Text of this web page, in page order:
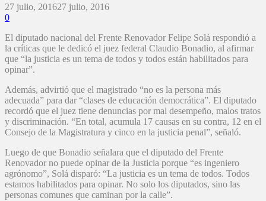
27 julio, 201627 julio, 2016
0
El diputado nacional del Frente Renovador Felipe Solá respondió a
la críticas que le dedicó el juez federal Claudio Bonadio, al afirmar
que “la justicia es un tema de todos y todos están habilitados para
opinar”.
Además, advirtió que el magistrado “no es la persona más
adecuada” para dar “clases de educación democrática”. El diputado
recordó que el juez tiene denuncias por mal desempeño, malos tratos
y discriminación. “En total, acumula 17 causas en su contra, 12 en el
Consejo de la Magistratura y cinco en la justicia penal”, señaló.
Luego de que Bonadio señalara que el diputado del Frente
Renovador no puede opinar de la Justicia porque “es ingeniero
agrónomo”, Solá disparó: “La justicia es un tema de todos. Todos
estamos habilitados para opinar. No solo los diputados, sino las
personas comunes que caminan por la calle”.